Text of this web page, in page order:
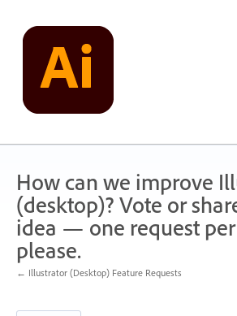
content
How can we improve
(desktop)? Vote or
idea — one request
please.
← Illustrator (Desktop) Feature Requests